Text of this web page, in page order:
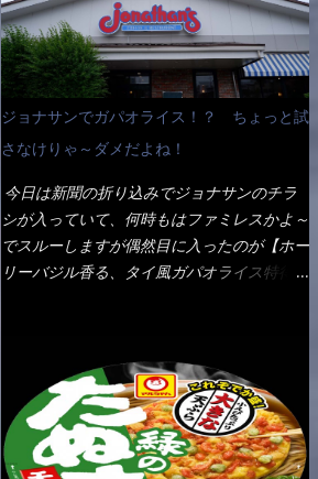
る） 袋の裏側を見ると、韮とか卵の用意を
勧めている。 それなばらと冷蔵庫にあっ
た、黒豆モヤシ・韮・生卵を用意しました。
まず鍋1で湯を沸かし、麺を茹でる！ 小鍋
で別に湯を沸かし卵を溶きながら投入～ 次
にモヤシを入れて、粉末スープを投入！！
上がったら、丼へ入れてから小鍋のスープを
丼の中へ 最後に小鍋の具を上にかけ、韮の
葉の部分をドサッと乗せて調味油を入れて完
成です。 どうでしょう？ 見た目 Goodデ
イ・ノンスチーム製法で仕上げた、生めんに
近い風味のストレートめんです。 豚の旨味
に数種類の唐辛子、ニンニクを加えた辛さと
コクが凝縮された醤油ベースのスープです。
調味油に赤ラー油とごま油を使用することに
レンジで弱めのワット（小生は500Wで3分
程度）温めてテーブルへ これ店舗の調理場
で、製造しているけど考えるに大き目のオー
ブン皿で焼いて、大凡の目安で小分けにして
いるようで、パックをよーく見たら表面のチ
ーズの乗り具合に結構な差が出ていた・・・
チーズに焦げ目が付いているのを、しっかり
確認し買うことをオススメします。（取り分
け量にも若干有り差がでてるだろう） 早速
タバスコを振りかけて食べてみると・・・結
使ってみたら、これが凄くうまくすくえるん
だよねぇ～（このスプーン当たりだね） 今
回新作のグラタンを頂きましたが、まずまず
の美味しさとダイソーのカレースプーンの。
すくい上げ力の良さを再度認識できました。
ジョナサンでガパオライス！？ ちょっと試
さなけりゃ～ダメだよね！
今日は新聞の折り込みでジョナサンのチラ
シが入っていて、何時もはファミレスかよ～
でスルーしますが偶然目に入ったのが【ホー
リーバジル香る、タイ風ガパオライス特得ク
て・・・今日じゃん！！ そこで近くのお店
へ・・・・ モーニング以外の通常メニュー
は、10:30以降に提供されるので10:40頃に店
内へ 私は基本的、どの店に行っても同じメ